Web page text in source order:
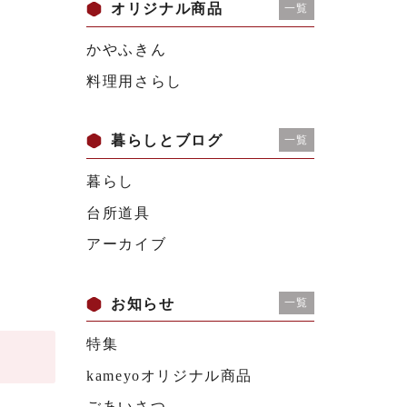
オリジナル商品 一覧
かやふきん
料理用さらし
暮らしとブログ 一覧
暮らし
台所道具
アーカイブ
お知らせ 一覧
特集
kameyoオリジナル商品